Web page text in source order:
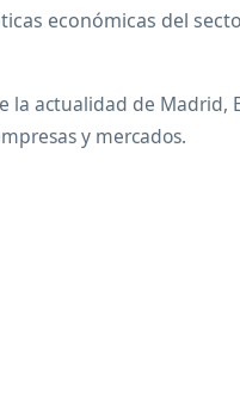
económicas del
la actualidad de Madrid,
y mercados.